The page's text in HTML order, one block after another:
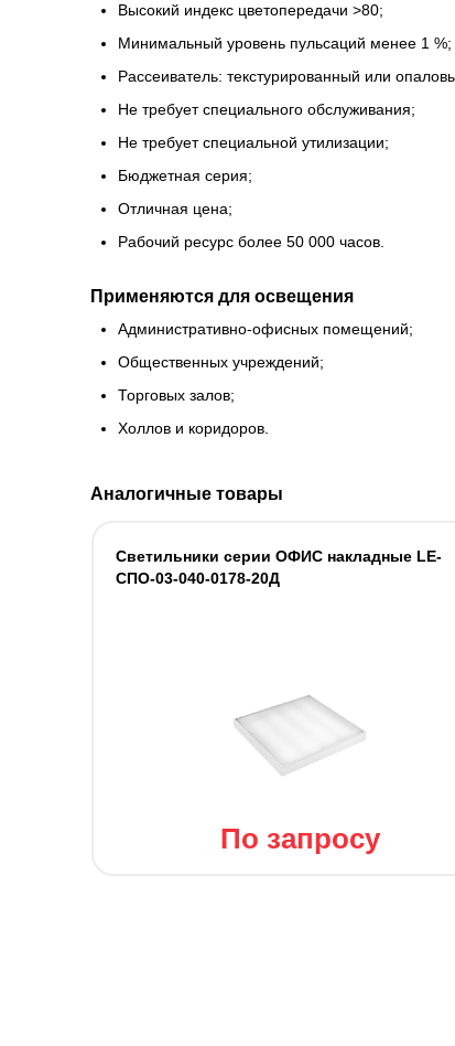
Высокий индекс цветопередачи >80;
Минимальный уровень пульсаций менее 1 %;
Рассеиватель: текстурированный или
Не требует специального обслуживания;
Не требует специальной утилизации;
Бюджетная серия;
Отличная цена;
Рабочий ресурс более 50 000 часов.
Применяются для освещения
Административно-офисных помещений;
Общественных учреждений;
Торговых залов;
Холлов и коридоров.
Аналогичные товары
Светильники серии ОФИС накладные LE-
СПО-03-040-0178-20Д
По запросу